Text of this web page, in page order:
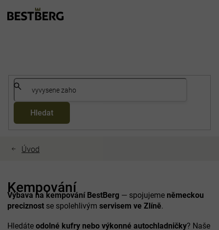
Hledat
Kempování
Výbava na kempování BestBerg — spojujeme německou
preciznost se spolehlivým servisem ve Zlíně.
Hledáte odolné kufry nebo výkonné autochladničky? Naše